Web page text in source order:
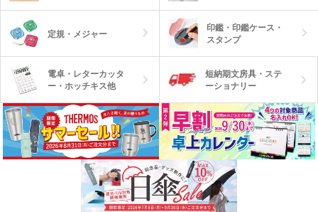
定規・メジャー
印鑑・印鑑ケース・
スタンプ
電卓・レターカッタ
ー・ホッチキス他
短納期文房具・ステ
ーショナリー